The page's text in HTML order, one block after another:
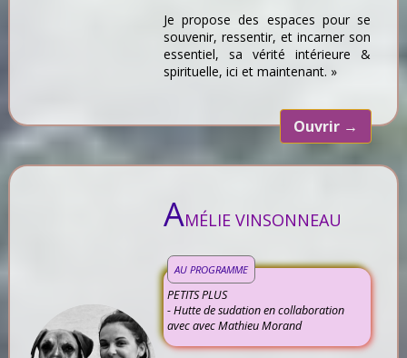
Je propose des espaces pour se
souvenir, ressentir, et incarner son
essentiel, sa vérité intérieure &
spirituelle, ici et maintenant. »
Ouvrir →
AMÉLIE VINSONNEAU
AU PROGRAMME
PETITS PLUS
- Hutte de sudation en collaboration
avec avec Mathieu Morand